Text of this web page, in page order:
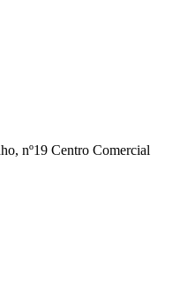
nº19 Centro Comercial